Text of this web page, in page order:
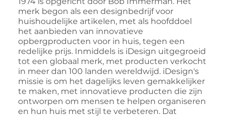
merk begon als een designbedrijf voor
huishoudelijke artikelen, met als hoofddoel
het aanbieden van innovatieve
opbergproducten voor in huis, tegen een
redelijke prijs. Inmiddels is iDesign uitgegroeid
tot een globaal merk, met producten verkocht
in meer dan 100 landen wereldwijd. iDesign's
missie is om het dagelijks leven gemakkelijker
te maken, met innovatieve producten die zijn
ontworpen om mensen te helpen organiseren
en hun huis met stijl te verbeteren. Dat